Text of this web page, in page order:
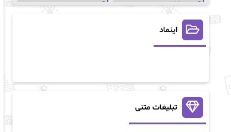
آسمان64 آسمان۶۵
آسیه احمدی
آن ماری سلینکو آنا تاد
آنالیا
اینماد
تبلیغات متنی